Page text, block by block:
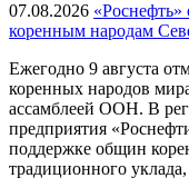
07.08.2026
коренным народам
Ежегодно 9 августа
коренных народов
ассамблеей ООН. В
предприятия
поддержке общин
традиционного